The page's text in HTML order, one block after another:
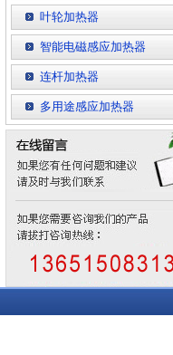
叶轮加热器
智能电磁感应加热器
连杆加热器
多用途感应加热器